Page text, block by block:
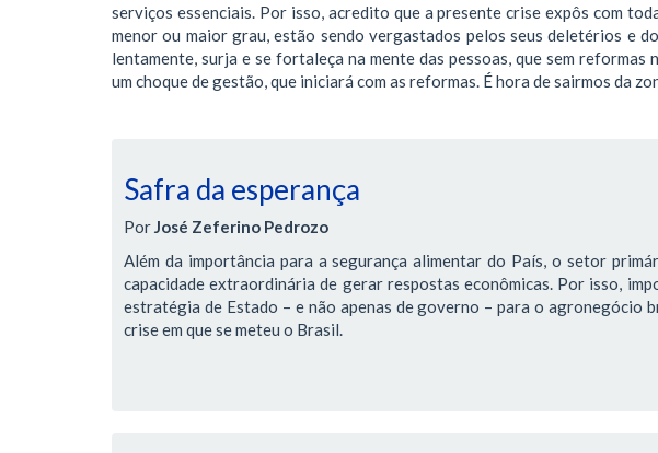
serviços essenciais. Por isso, acredito que a presente crise expôs com
menor ou maior grau, estão sendo vergastados pelos seus deletérios e
lentamente, surja e se fortaleça na mente das pessoas, que sem
um choque de gestão, que iniciará com as reformas. É hora de sairmos da
Safra da esperança
PorJosé Zeferino Pedrozo
Além da importância para a segurança alimentar do País, o setor
capacidade extraordinária de gerar respostas econômicas. Por isso,
estratégia de Estado – e não apenas de governo – para o agronegócio
crise em que se meteu o Brasil.